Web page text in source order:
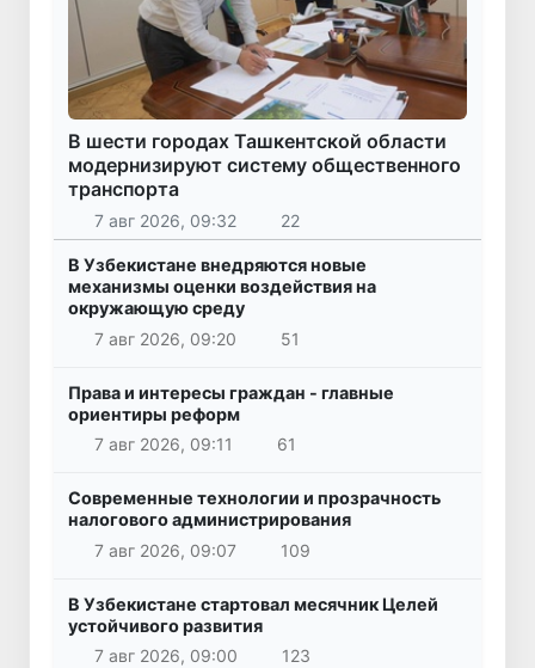
В шести городах Ташкентской области
модернизируют систему общественного
транспорта
7 авг 2026, 09:32 22
В Узбекистане внедряются новые
механизмы оценки воздействия на
окружающую среду
7 авг 2026, 09:20
51
Права и интересы граждан - главные
ориентиры реформ
7 авг 2026, 09:11
61
Современные технологии и прозрачность
налогового администрирования
7 авг 2026, 09:07
109
В Узбекистане стартовал месячник Целей
устойчивого развития
7 авг 2026, 09:00
123